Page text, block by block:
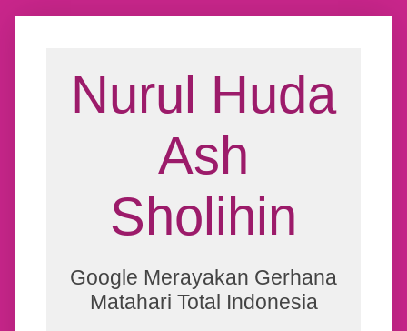
Nurul Huda
Ash
Sholihin
Google Merayakan Gerhana
Matahari Total Indonesia